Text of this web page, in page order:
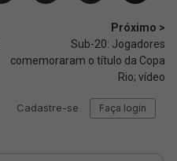
Próximo >
Sub-20: Jogadores
comemoraram o título da Copa
Rio; vídeo